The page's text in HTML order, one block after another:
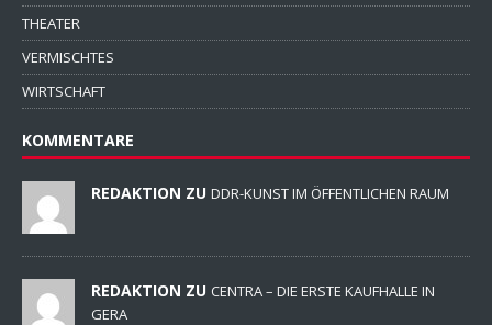
THEATER
VERMISCHTES
WIRTSCHAFT
KOMMENTARE
REDAKTION ZU DDR-KUNST IM ÖFFENTLICHEN RAUM
REDAKTION ZU CENTRA – DIE ERSTE KAUFHALLE IN
GERA